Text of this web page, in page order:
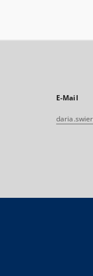
E-Mail